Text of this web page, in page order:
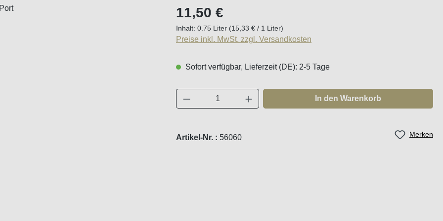
Regulärer Preis:
11,50 €
Inhalt: 0.75 Liter (15,33 € / 1 Liter)
Preise inkl. MwSt. zzgl. Versandkosten
Sofort verfügbar, Lieferzeit (DE): 2-5 Tage
Produkt Anzahl: Gib den gewünschten Wert ein
In den Warenkorb
Merken
Artikel-Nr. : 56060